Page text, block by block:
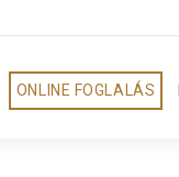
ONLINE FOGLALÁS